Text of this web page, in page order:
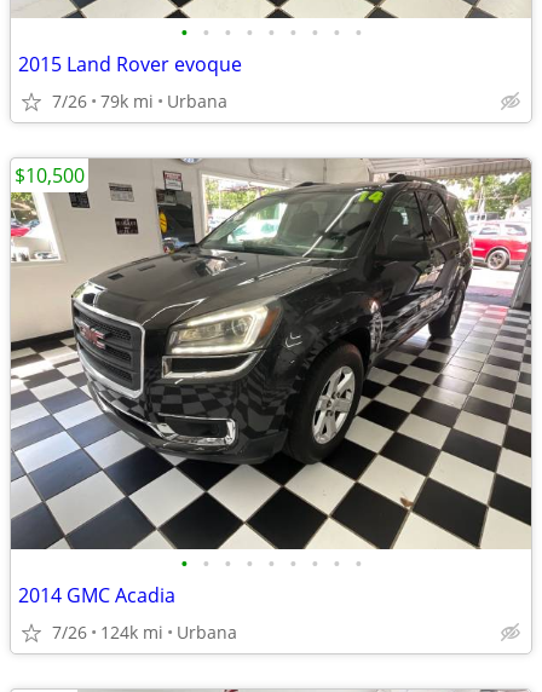
• • • • • • • • •
2015 Land Rover evoque
7/26 79k mi Urbana
• • • • • • • • •
2014 GMC Acadia
7/26 124k mi Urbana
$10,500